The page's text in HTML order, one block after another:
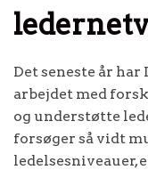
Det seneste år
arbejdet med
og understøtte
forsøger så vidt
ledelsesniveauer,